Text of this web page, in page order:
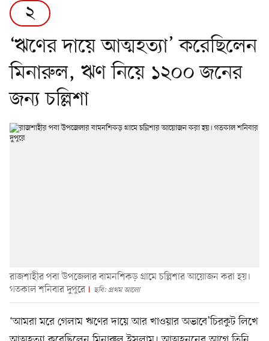
২
‘ঋণের দায়ে আত্মহত্যা’ করেছিলেন
মিনারুল, ঋণ নিয়ে ১২০০ জনের
জন্য চল্লিশা
রাজশাহীর পবা উপজেলার বামনশিকড় গ্রামে চল্লিশার আয়োজন করা হয়।
গতকাল শনিবার দুপুরে
ছবি: প্রথম আলো
‘আমরা মরে গেলাম ঋণের দায়ে আর খাওয়ার অভাবে’চিরকুট লিখে